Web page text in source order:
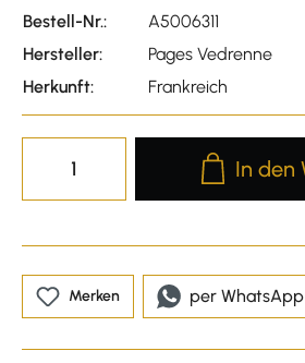
Bestell-Nr.:
A5006311
Hersteller:
Pages Vedrenne
Herkunft:
Frankreich
Produkt
In den
Merken per WhatsApp